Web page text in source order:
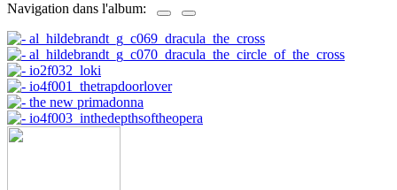
Navigation dans l'album: